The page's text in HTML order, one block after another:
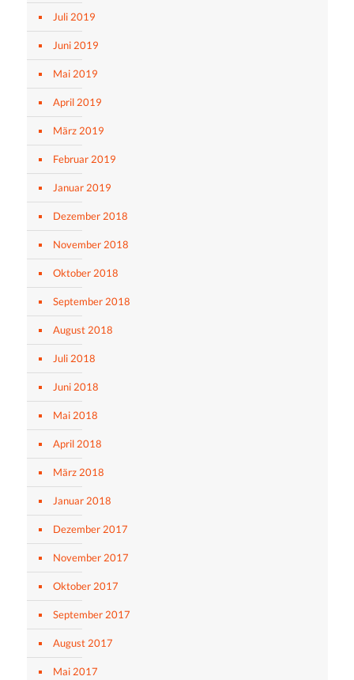
Juli 2019
Juni 2019
Mai 2019
April 2019
März 2019
Februar 2019
Januar 2019
Dezember 2018
November 2018
Oktober 2018
September 2018
August 2018
Juli 2018
Juni 2018
Mai 2018
April 2018
März 2018
Januar 2018
Dezember 2017
November 2017
Oktober 2017
September 2017
August 2017
Mai 2017